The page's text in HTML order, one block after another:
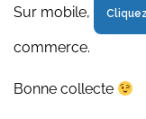
Sur mobile,
commerce.
Bonne collecte